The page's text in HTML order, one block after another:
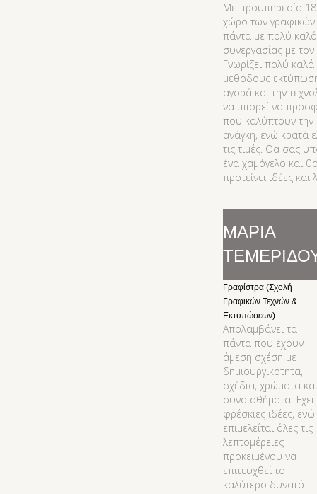
Με προϋπηρεσία
χώρο των γραφικών
πάντα με πολύ
συνεργασίας με
Γνωρίζει πολύ
μεθόδους
αγορά και την
να μπορεί να
που καλύπτουν την
ανάγκη, ενώ κρατά
τις τιμές. Θα σας
ένα χαμόγελο και
προτείνει ιδέες και
ΜΑΡΙΑ
Γραφίστρα (Σχολή
Γραφικών Τεχνών &
Εκτυπώσεων)
Απολαμβάνει τα
πάντα που έχουν
άμεση σχέση με
δημιουργικότητα,
σχέδια, χρώματα και
συναισθήματα. Έχει
φρέσκιες ιδέες, ενώ
επιμελείται όλες τις
λεπτομέρειες
προκειμένου να
επιτευχθεί το
καλύτερο δυνατό